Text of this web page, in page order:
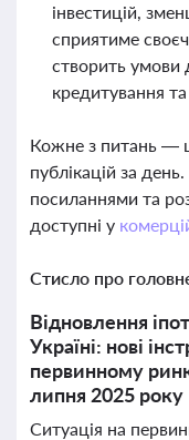
інвестицій,
сприятиме
створить умови
кредитування
Кожне з питань —
публікацій за
посиланнями та
доступні у
Стисло про
Відновлення
Україні: нові
первинному
липня 2025 року
Ситуація на